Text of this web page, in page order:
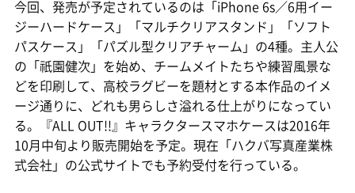
今回、発売が予定されているのは「iPhone 6s／6用イー
ジーハードケース」「マルチクリアスタンド」「ソフト
パスケース」「パズル型クリアチャーム」の4種。主人公
の「祇園健次」を始め、チームメイトたちや練習風景な
どを印刷して、高校ラグビーを題材とする本作品のイメ
ージ通りに、どれも男らしさ溢れる仕上がりになってい
る。『ALL OUT!!』キャラクタースマホケースは2016年
10月中旬より販売開始を予定。現在「ハクバ写真産業株
式会社」の公式サイトでも予約受付を行っている。